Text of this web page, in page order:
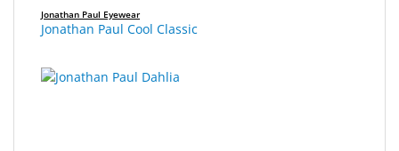
Jonathan Paul Eyewear
Jonathan Paul Cool Classic